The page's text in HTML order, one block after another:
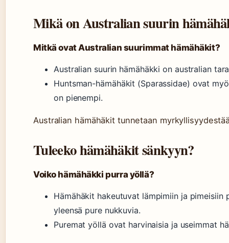
Mikä on Australian suurin
Mitkä ovat Australian suurimmat hämähäkit?
Australian suurin hämähäkki on australian
Huntsman-hämähäkit (Sparassidae) ovat
on pienempi.
Australian hämähäkit tunnetaan
Tuleeko hämähäkit sänkyyn?
Voiko hämähäkki purra yöllä?
Hämähäkit hakeutuvat lämpimiin ja
yleensä pure nukkuvia.
Puremat yöllä ovat harvinaisia ja useimmat